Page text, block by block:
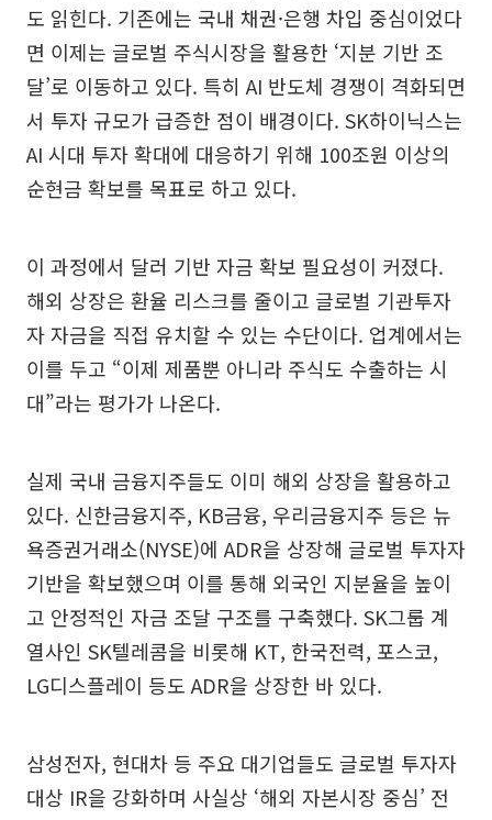
도 읽힌다. 기존에는 국내 채권·은행 차입 중심이었다
면 이제는 글로벌 주식시장을 활용한 ‘지분 기반 조
달’로 이동하고 있다. 특히 AI 반도체 경쟁이 격화되면
서 투자 규모가 급증한 점이 배경이다. SK하이닉스는
AI 시대 투자 확대에 대응하기 위해 100조원 이상의
순현금 확보를 목표로 하고 있다.
이 과정에서 달러 기반 자금 확보 필요성이 커졌다.
해외 상장은 환율 리스크를 줄이고 글로벌 기관투자
자 자금을 직접 유치할 수 있는 수단이다. 업계에서는
이를 두고 “이제 제품뿐 아니라 주식도 수출하는 시
대”라는 평가가 나온다.
실제 국내 금융지주들도 이미 해외 상장을 활용하고
있다. 신한금융지주, KB금융, 우리금융지주 등은 뉴
욕증권거래소(NYSE)에 ADR을 상장해 글로벌 투자자
기반을 확보했으며 이를 통해 외국인 지분율을 높이
고 안정적인 자금 조달 구조를 구축했다. SK그룹 계
열사인 SK텔레콤을 비롯해 KT, 한국전력, 포스코,
LG디스플레이 등도 ADR을 상장한 바 있다.
삼성전자, 현대차 등 주요 대기업들도 글로벌 투자자
대상 IR을 강화하며 사실상 ‘해외 자본시장 중심’ 전